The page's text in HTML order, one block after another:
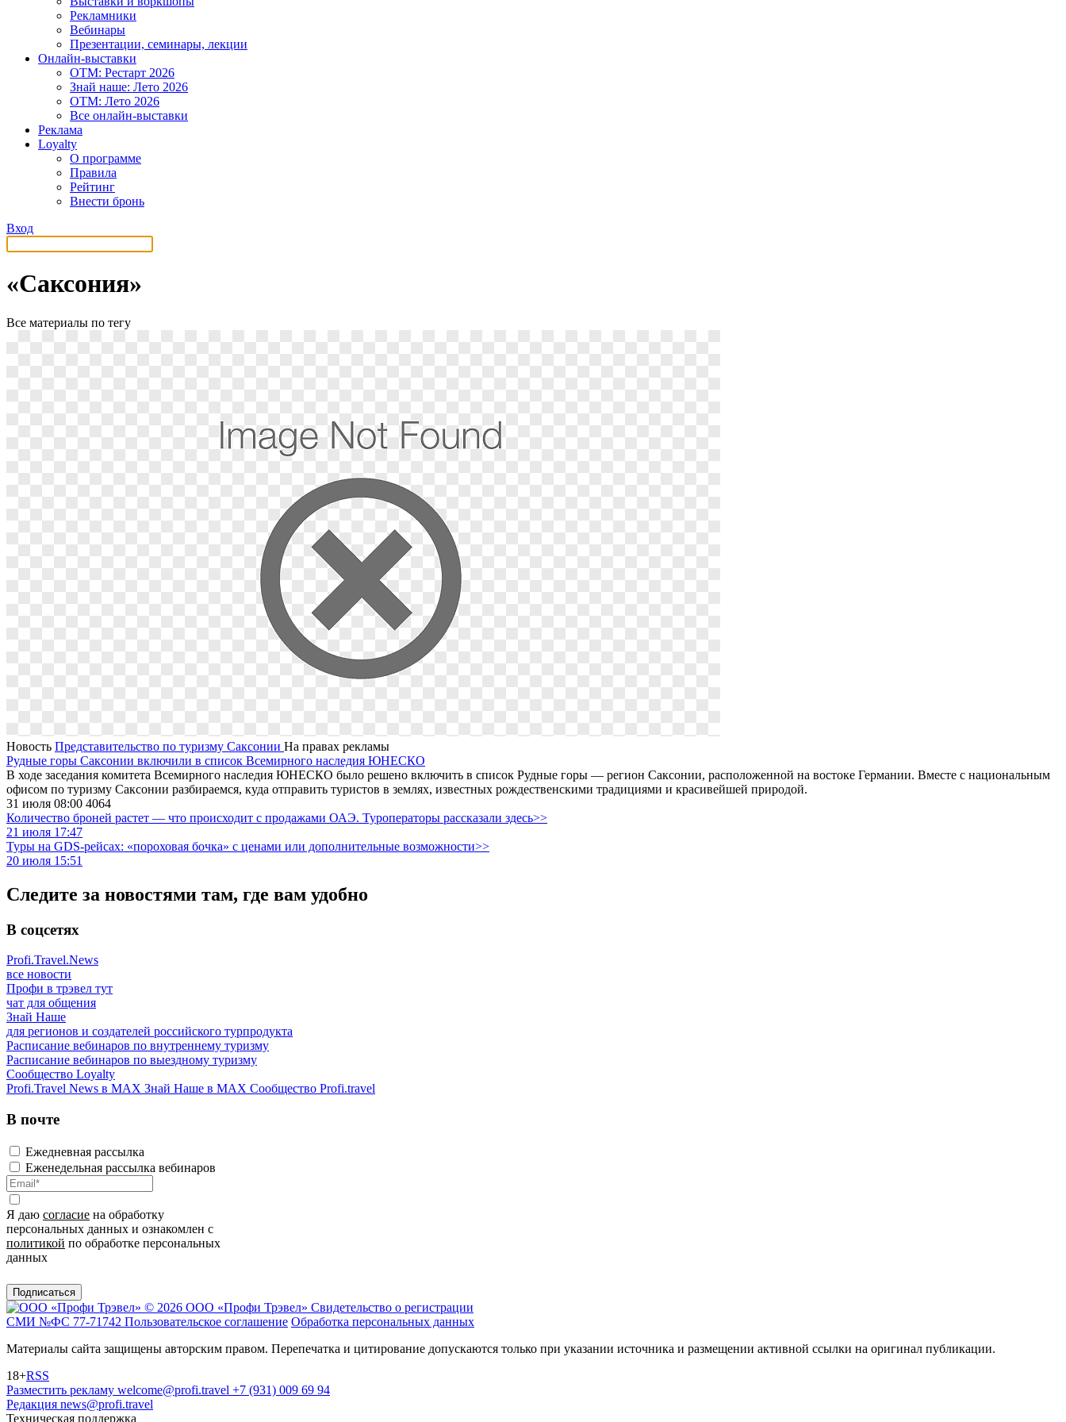
Рекламники
Вебинары
Презентации, семинары, лекции
Онлайн-выставки
OTM: Рестарт 2026
Знай наше: Лето 2026
OTM: Лето 2026
Все онлайн-выставки
Реклама
Loyalty
О программе
Правила
Рейтинг
Внести бронь
Вход
«Саксония»
Все материалы по тегу
Новость Представительство по туризму Саксонии На правах рекламы
Рудные горы Саксонии включили в список Всемирного наследия ЮНЕСКО
В ходе заседания комитета Всемирного наследия ЮНЕСКО было решено включить в список Рудные горы — регион Саксонии, расположенной на востоке Германии. Вместе с национальным
офисом по туризму Саксонии разбираемся, куда отправить туристов в землях, известных рождественскими традициями и красивейшей природой.
31 июля 08:00 4064
Количество броней растет — что происходит с продажами ОАЭ. Туроператоры рассказали здесь>>
21 июля 17:47
Туры на GDS-рейсах: «пороховая бочка» с ценами или дополнительные возможности>>
20 июля 15:51
Следите за новостями там, где вам удобно
В соцсетях
Profi.Travel.News
все новости
Профи в трэвел тут
чат для общения
Знай Наше
для регионов и создателей российского турпродукта
Расписание вебинаров по внутреннему туризму
Расписание вебинаров по выездному туризму
Сообщество Loyalty
Profi.Travel News в MAX Знай Наше в MAX Сообщество Profi.travel
В почте
Ежедневная рассылка
Еженедельная рассылка вебинаров
Я даю согласие на обработку
персональных данных и ознакомлен с
политикой по обработке персональных
данных
Подписаться
© 2026 ООО «Профи Трэвeл» Свидетельство о регистрации
СМИ №ФС 77-71742 Пользовательское соглашение Обработка персональных данных
Материалы сайта защищены авторским правом. Перепечатка и цитирование допускаются только при указании источника и размещении активной ссылки на оригинал публикации.
18+RSS
Разместить рекламу welcome@profi.travel +7 (931) 009 69 94
Редакция news@profi.travel
Техническая поддержка